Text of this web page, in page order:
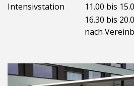
Intensivstation
11.00 bis
16.30 bis
nach